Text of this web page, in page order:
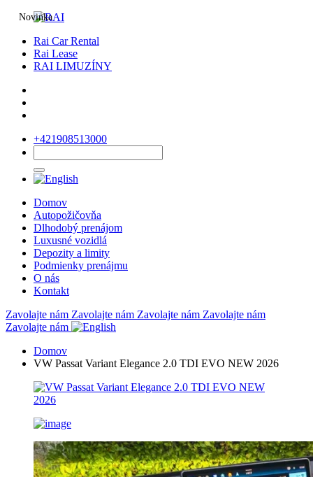
Rai Car Rental
Rai Lease
RAI LIMUZÍNY
+421908513000
Domov
Autopožičovňa
Dlhodobý prenájom
Luxusné vozidlá
Depozity a limity
Podmienky prenájmu
O nás
Kontakt
Zavolajte nám Zavolajte nám Zavolajte nám Zavolajte nám
Zavolajte nám
Domov
VW Passat Variant Elegance 2.0 TDI EVO NEW 2026
Novinka